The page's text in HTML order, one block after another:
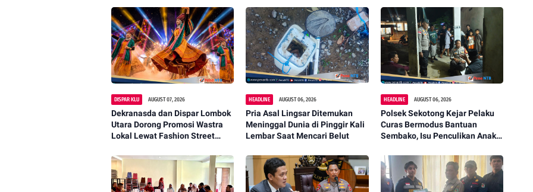
DISPAR KLU AUGUST 07, 2026
Dekranasda dan Dispar Lombok
Utara Dorong Promosi Wastra
Lokal Lewat Fashion Street
HEADLINE AUGUST 06, 2026
Pria Asal Lingsar Ditemukan
Meninggal Dunia di Pinggir Kali
Lembar Saat Mencari Belut
HEADLINE AUGUST 06, 2026
Polsek Sekotong Kejar Pelaku
Curas Bermodus Bantuan
Sembako, Isu Penculikan Anak